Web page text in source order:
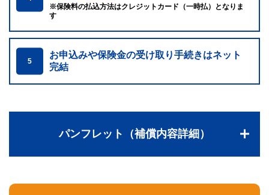
※保険料の払込方法はクレジットカード（一時払）となりま
す
5
お申込みや保険金の受け取り手続きはネット
完結
パンフレット（補償内容詳細）